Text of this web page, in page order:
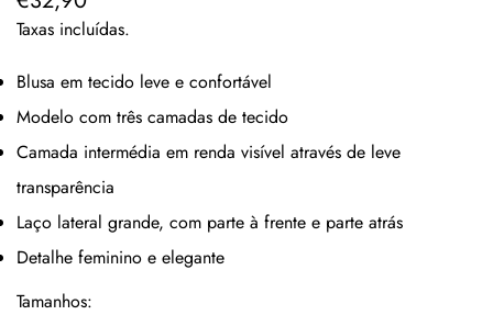
regular
Taxas incluídas.
Blusa em tecido leve e confortável
Modelo com três camadas de tecido
Camada intermédia em renda visível através de leve
transparência
Laço lateral grande, com parte à frente e parte atrás
Detalhe feminino e elegante
Tamanhos: